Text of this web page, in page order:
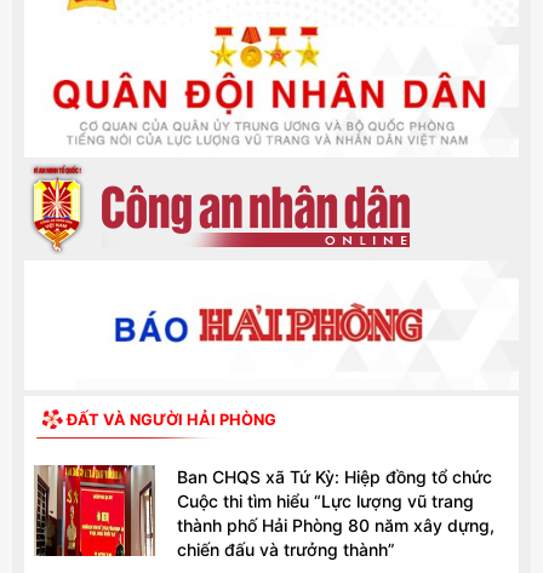
ĐẤT VÀ NGƯỜI HẢI PHÒNG
Ban CHQS xã Tứ Kỳ: Hiệp đồng tổ chức
Cuộc thi tìm hiểu “Lực lượng vũ trang
thành phố Hải Phòng 80 năm xây dựng,
chiến đấu và trưởng thành”